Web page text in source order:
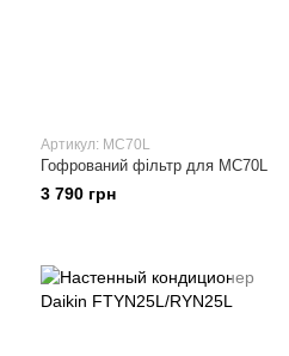
Артикул: MC70L
Гофрований фільтр для MC70L
3 790 грн